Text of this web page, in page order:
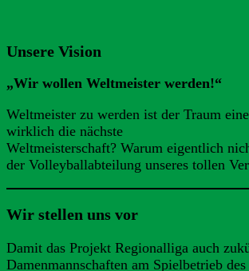
Unsere Vision
„Wir wollen Weltmeister werden!“
Weltmeister zu werden ist der Traum
wirklich die nächste
Weltmeisterschaft? Warum eigentlich
der Volleyballabteilung unseres tollen
Wir stellen uns vor
Damit das Projekt Regionalliga auch
Damenmannschaften am Spielbetrieb